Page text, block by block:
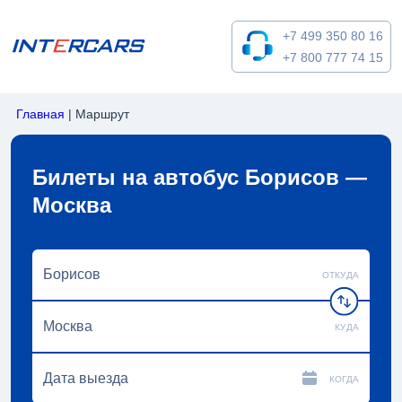
+7 499 350 80 16
+7 800 777 74 15
Главная | Маршрут
Билеты на автобус Борисов —
Москва
ОТКУДА
КУДА
КОГДА